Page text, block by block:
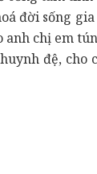
đời sống
anh chị em
đệ, cho